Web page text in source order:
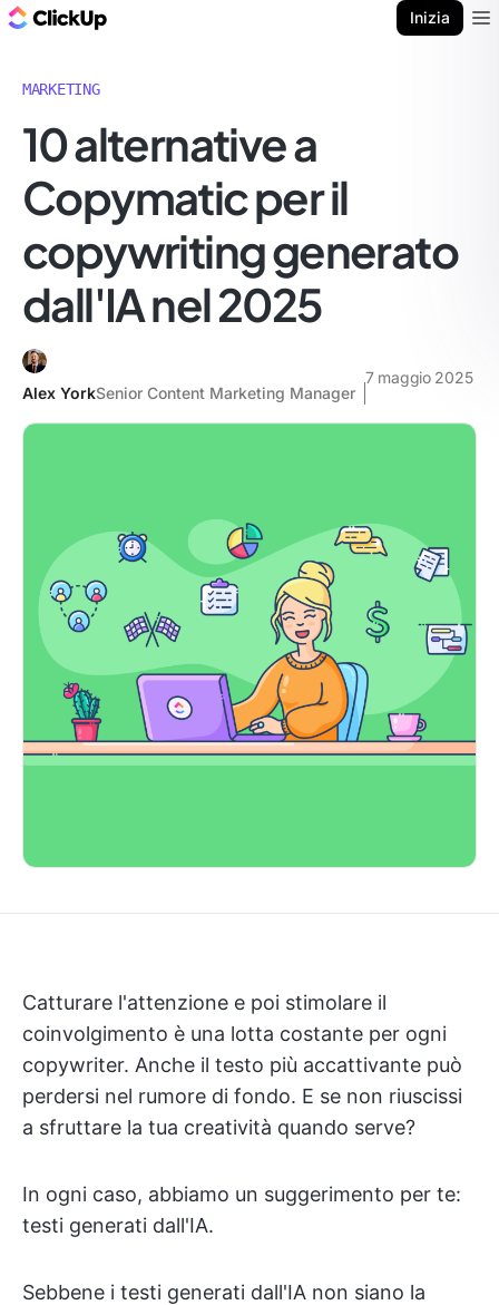
Inizia
MARKETING
10 alternative a
Copymatic per il
copywriting generato
dall'IA nel 2025
Alex YorkSenior Content Marketing Manager
7 maggio 2025
Catturare l'attenzione e poi stimolare il
coinvolgimento è una lotta costante per ogni
copywriter. Anche il testo più accattivante può
perdersi nel rumore di fondo. E se non riuscissi
a sfruttare la tua creatività quando serve?
In ogni caso, abbiamo un suggerimento per te:
testi generati dall'IA.
Sebbene i testi generati dall'IA non siano la